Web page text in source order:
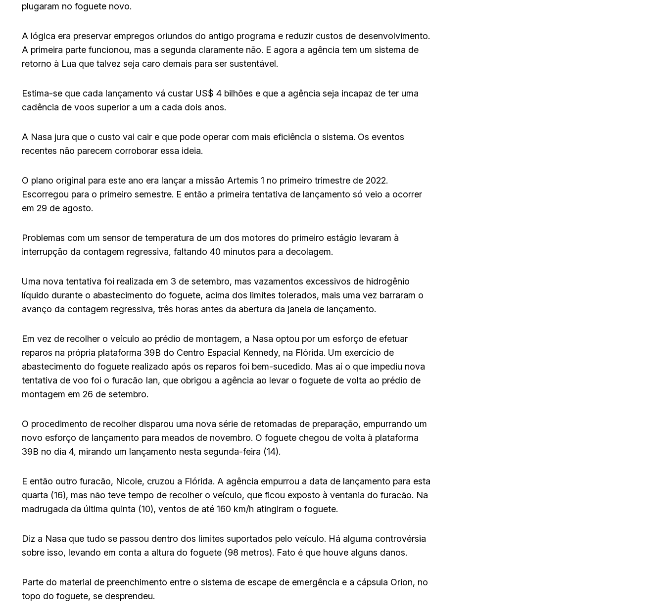
plugaram no foguete novo.
A lógica era preservar empregos oriundos do antigo programa e reduzir custos de desenvolvimento.
A primeira parte funcionou, mas a segunda claramente não. E agora a agência tem um sistema de
retorno à Lua que talvez seja caro demais para ser sustentável.
Estima-se que cada lançamento vá custar US$ 4 bilhões e que a agência seja incapaz de ter uma
cadência de voos superior a um a cada dois anos.
A Nasa jura que o custo vai cair e que pode operar com mais eficiência o sistema. Os eventos
recentes não parecem corroborar essa ideia.
O plano original para este ano era lançar a missão Artemis 1 no primeiro trimestre de 2022.
Escorregou para o primeiro semestre. E então a primeira tentativa de lançamento só veio a ocorrer
em 29 de agosto.
Problemas com um sensor de temperatura de um dos motores do primeiro estágio levaram à
interrupção da contagem regressiva, faltando 40 minutos para a decolagem.
Uma nova tentativa foi realizada em 3 de setembro, mas vazamentos excessivos de hidrogênio
líquido durante o abastecimento do foguete, acima dos limites tolerados, mais uma vez barraram o
avanço da contagem regressiva, três horas antes da abertura da janela de lançamento.
Em vez de recolher o veículo ao prédio de montagem, a Nasa optou por um esforço de efetuar
reparos na própria plataforma 39B do Centro Espacial Kennedy, na Flórida. Um exercício de
abastecimento do foguete realizado após os reparos foi bem-sucedido. Mas aí o que impediu nova
tentativa de voo foi o furacão Ian, que obrigou a agência ao levar o foguete de volta ao prédio de
montagem em 26 de setembro.
O procedimento de recolher disparou uma nova série de retomadas de preparação, empurrando um
novo esforço de lançamento para meados de novembro. O foguete chegou de volta à plataforma
39B no dia 4, mirando um lançamento nesta segunda-feira (14).
E então outro furacão, Nicole, cruzou a Flórida. A agência empurrou a data de lançamento para esta
quarta (16), mas não teve tempo de recolher o veículo, que ficou exposto à ventania do furacão. Na
madrugada da última quinta (10), ventos de até 160 km/h atingiram o foguete.
Diz a Nasa que tudo se passou dentro dos limites suportados pelo veículo. Há alguma controvérsia
sobre isso, levando em conta a altura do foguete (98 metros). Fato é que houve alguns danos.
Parte do material de preenchimento entre o sistema de escape de emergência e a cápsula Orion, no
topo do foguete, se desprendeu.